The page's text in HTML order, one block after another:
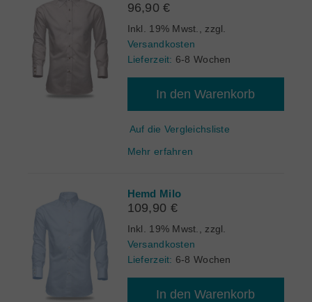
96,90 €
Inkl. 19% Mwst.
zzgl.
Versandkosten
Lieferzeit: 6-8 Wochen
In den Warenkorb
Auf die Vergleichsliste
Mehr erfahren
Hemd Milo
109,90 €
Inkl. 19% Mwst.
zzgl.
Versandkosten
Lieferzeit: 6-8 Wochen
In den Warenkorb